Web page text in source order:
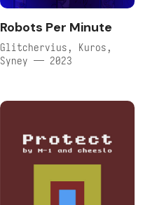
Robots Per Minute
Glitchervius, Kuros,
Syney — 2023